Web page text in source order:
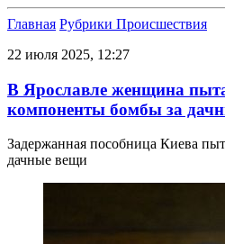
Главная Рубрики Происшествия
22 июля 2025, 12:27
В Ярославле женщина
компоненты бомбы за
Задержанная пособница Киева
дачные вещи